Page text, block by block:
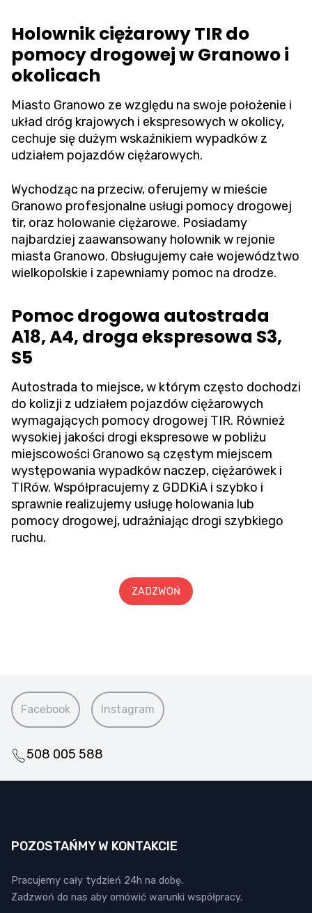
Holownik ciężarowy TIR do
pomocy drogowej w Granowo i
okolicach
Miasto Granowo ze względu na swoje położenie i
układ dróg krajowych i ekspresowych w okolicy,
cechuje się dużym wskaźnikiem wypadków z
udziałem pojazdów ciężarowych.
Wychodząc na przeciw, oferujemy w mieście
Granowo profesjonalne usługi pomocy drogowej
tir, oraz holowanie ciężarowe. Posiadamy
najbardziej zaawansowany holownik w rejonie
miasta Granowo. Obsługujemy całe województwo
wielkopolskie i zapewniamy pomoc na drodze.
Pomoc drogowa autostrada
A18, A4, droga ekspresowa S3,
S5
Autostrada to miejsce, w którym często dochodzi
do kolizji z udziałem pojazdów ciężarowych
wymagających pomocy drogowej TIR. Również
wysokiej jakości drogi ekspresowe w pobliżu
miejscowości Granowo są częstym miejscem
występowania wypadków naczep, ciężarówek i
TIRów. Współpracujemy z GDDKiA i szybko i
sprawnie realizujemy usługę holowania lub
pomocy drogowej, udrażniając drogi szybkiego
ruchu.
ZADZWOŃ
Facebook Instagram
508 005 588
POZOSTAŃMY W KONTAKCIE
Pracujemy cały tydzień 24h na dobę.
Zadzwoń do nas aby omówić warunki współpracy.